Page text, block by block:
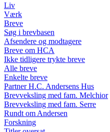
Liv
Værk
Breve
Søg i brevbasen
Afsendere og modtagere
Breve om HCA
Ikke tidligere trykte breve
Alle breve
Enkelte breve
Partner H.C. Andersens Hus
Brevveksling med fam. Melchior
Brevveksling med fam. Serre
Rundt om Andersen
Forskning